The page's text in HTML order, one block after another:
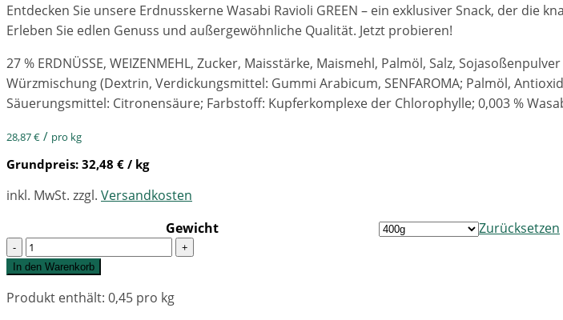
Entdecken Sie unsere Erdnusskerne Wasabi Ravioli GREEN – ein exklusiver Snack, der
Erleben Sie edlen Genuss und außergewöhnliche Qualität. Jetzt probieren!
27 % ERDNÜSSE, WEIZENMEHL, Zucker, Maisstärke, Maismehl, Palmöl, Salz,
Würzmischung (Dextrin, Verdickungsmittel: Gummi Arabicum, SENFAROMA; Palmöl,
Säuerungsmittel: Citronensäure; Farbstoff: Kupferkomplexe der Chlorophylle; 0,003 %
28,87€ / pro kg
Grundpreis: 32,48 € / kg
inkl. MwSt. zzgl. Versandkosten
Gewicht
Zurücksetzen
Quantity
In den Warenkorb
Produkt enthält: 0,45 pro kg